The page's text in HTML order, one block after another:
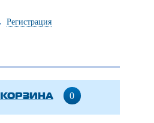
Регистрация
КОРЗИНА 0